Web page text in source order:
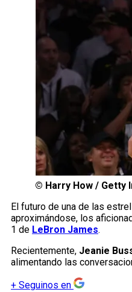
© Harry How / Getty
El futuro de una de las
aproximándose, los
1 de LeBron James.
Recientemente, Jeanie
alimentando las
+ Seguinos en